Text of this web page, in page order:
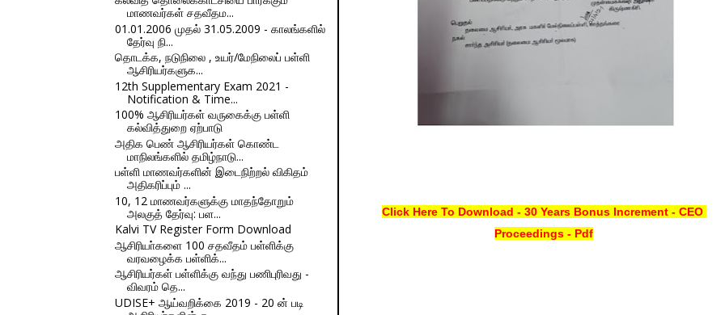
மாணவர்கள் சதவீதம...
01.01.2006 முதல் 31.05.2009 - காலங்களில்
தேர்வு நி...
தொடக்க, நடுநிலை , உயர்/மேநிலைப் பள்ளி
ஆசிரியர்களுக...
12th Supplementary Exam 2021 -
Notification & Time...
100% ஆசிரியர்கள் வருகைக்கு பள்ளி
கல்வித்துறை ஏற்பாடு
அதிக பெண் ஆசிரியர்கள் கொண்ட
மாநிலங்களில் தமிழ்நாடு...
பள்ளி மாணவர்களின் இடைநிற்றல் விகிதம்
அதிகரிப்பும் ...
10, 12 மாணவர்களுக்கு மாதந்தோறும்
அலகுத் தேர்வு: பள...
Kalvi TV Register Form Download
ஆசிரியா்களை 100 சதவீதம் பள்ளிக்கு
வரவழைக்க பள்ளிக்...
ஆசிரியர்கள் பள்ளிக்கு வந்து பணிபுரிவது -
விவரம் தெ...
UDISE+ ஆய்வறிக்கை 2019 - 20 ன் படி
Click Here To Download - 30 Years Bonus Increment - CEO
Proceedings - Pdf